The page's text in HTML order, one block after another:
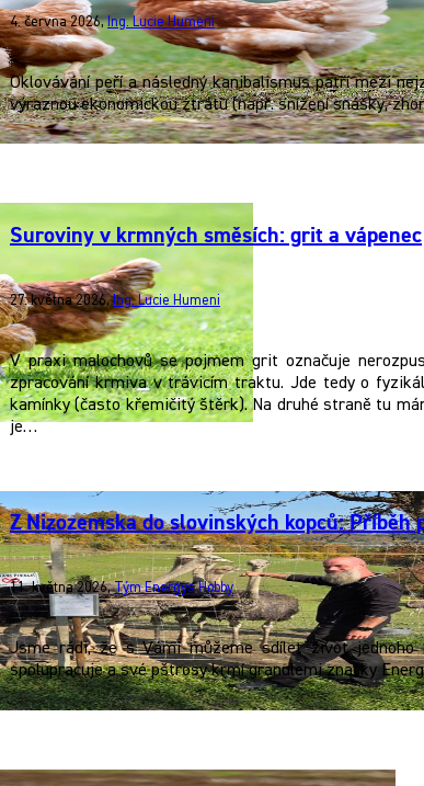
4. června 2026,Ing. Lucie Humeni
Oklovávání peří a následný kanibalismus patří mezi
výraznou ekonomickou ztrátu (např. snížení snášky,
Suroviny v krmných směsích: grit a vápenec
27. května 2026,Ing. Lucie Humeni
V praxi malochovů se pojmem grit označuje
zpracování krmiva v trávicím traktu. Jde tedy o
kamínky (často křemičitý štěrk). Na druhé straně tu
je…
Z Nizozemska do slovinských kopců:
11. května 2026,Tým Energys Hobby
Jsme rádi, že s Vámi můžeme sdílet život jednoho
spolupracuje a své pštrosy krmí granulemi značky